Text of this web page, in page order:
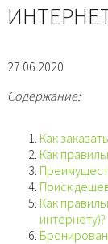
27.06.2020
Содержание:
Как
Как
Поиск
Как
интернету)?